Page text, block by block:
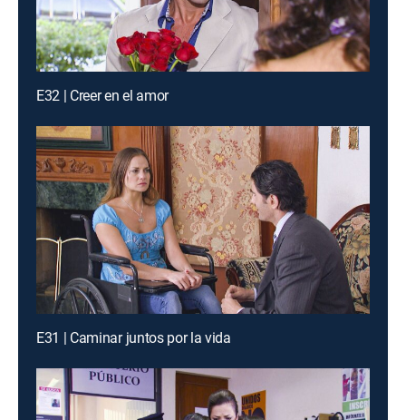
E32 | Creer en el amor
E31 | Caminar juntos por la vida